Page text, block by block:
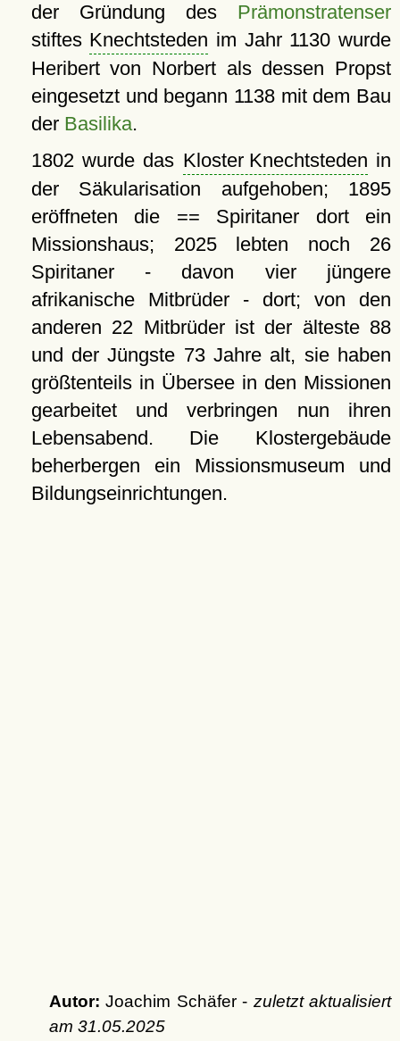
der Gründung des Prämonstratenser
stiftes Knechtsteden im Jahr 1130 wurde
Heribert von Norbert als dessen Propst
eingesetzt und begann 1138 mit dem Bau
der Basilika.
1802 wurde das Kloster Knechtsteden in
der Säkularisation aufgehoben; 1895
eröffneten die == Spiritaner dort ein
Missionshaus; 2025 lebten noch 26
Spiritaner - davon vier jüngere
afrikanische Mitbrüder - dort; von den
anderen 22 Mitbrüder ist der älteste 88
und der Jüngste 73 Jahre alt, sie haben
größtenteils in Übersee in den Missionen
gearbeitet und verbringen nun ihren
Lebensabend. Die Klostergebäude
beherbergen ein Missionsmuseum und
Bildungseinrichtungen.
Autor: Joachim Schäfer - zuletzt aktualisiert
am 31.05.2025